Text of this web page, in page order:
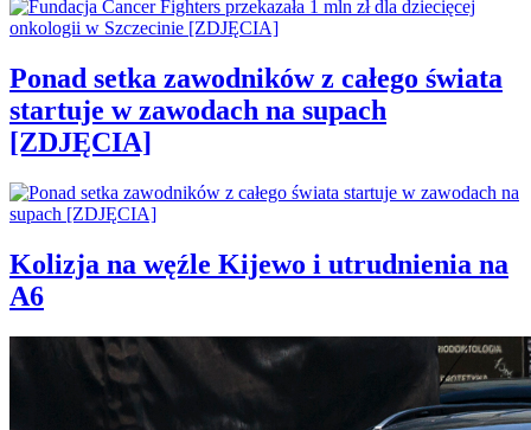
Ponad setka zawodników z całego świata
startuje w zawodach na supach
[ZDJĘCIA]
Kolizja na węźle Kijewo i utrudnienia na
A6